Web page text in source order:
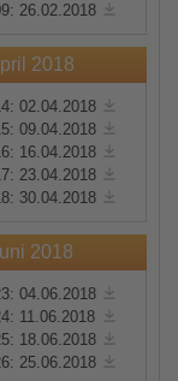
26.02.2018
2018
02.04.2018
09.04.2018
16.04.2018
23.04.2018
30.04.2018
2018
04.06.2018
11.06.2018
18.06.2018
25.06.2018